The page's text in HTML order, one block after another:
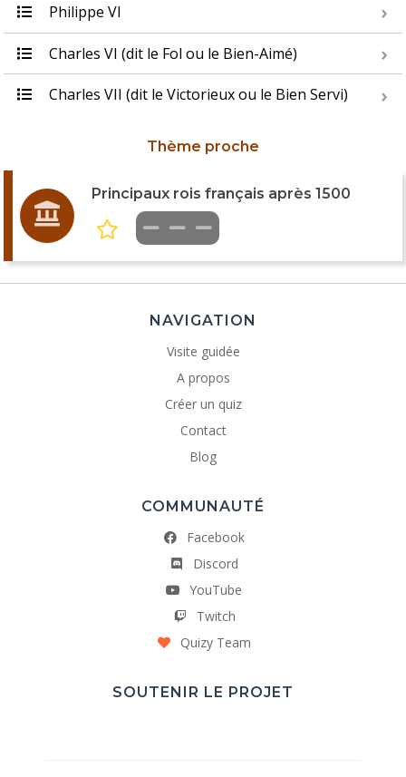
Philippe VI
Charles VI (dit le Fol ou le Bien-Aimé)
Charles VII (dit le Victorieux ou le Bien Servi)
Thème proche
Principaux rois français après 1500
NAVIGATION
Visite guidée
A propos
Créer un quiz
Contact
Blog
COMMUNAUTÉ
Facebook
Discord
YouTube
Twitch
Quizy Team
SOUTENIR LE PROJET